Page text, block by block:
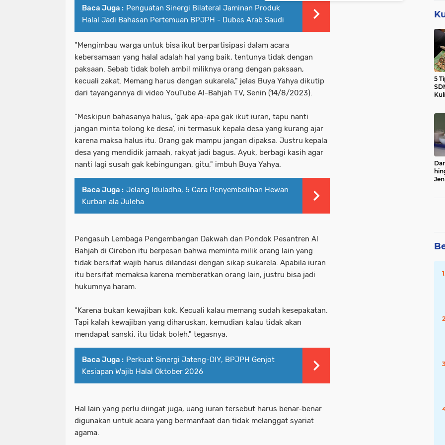
Baca Juga : Penguatan Sinergi Bilateral Jaminan Produk
Halal Jadi Bahasan Pertemuan BPJPH - Dubes Arab Saudi
"Mengimbau warga untuk bisa ikut berpartisipasi dalam acara
kebersamaan yang halal adalah hal yang baik, tentunya tidak dengan
paksaan. Sebab tidak boleh ambil miliknya orang dengan paksaan,
kecuali zakat. Memang harus dengan sukarela," jelas Buya Yahya dikutip
dari tayangannya di video YouTube Al-Bahjah TV, Senin (14/8/2023).
"Meskipun bahasanya halus, 'gak apa-apa gak ikut iuran, tapu nanti
jangan minta tolong ke desa', ini termasuk kepala desa yang kurang ajar
karena maksa halus itu. Orang gak mampu jangan dipaksa. Justru kepala
desa yang mendidik jamaah, rakyat jadi bagus. Ayuk, berbagi kasih agar
nanti lagi susah gak kebingungan, gitu," imbuh Buya Yahya.
Baca Juga : Jelang Iduladha, 5 Cara Penyembelihan Hewan
Kurban ala Juleha
Pengasuh Lembaga Pengembangan Dakwah dan Pondok Pesantren Al
Bahjah di Cirebon itu berpesan bahwa meminta milik orang lain yang
tidak bersifat wajib harus dilandasi dengan sikap sukarela. Apabila iuran
itu bersifat memaksa karena memberatkan orang lain, justru bisa jadi
hukumnya haram.
"Karena bukan kewajiban kok. Kecuali kalau memang sudah kesepakatan.
Tapi kalah kewajiban yang diharuskan, kemudian kalau tidak akan
mendapat sanski, itu tidak boleh," tegasnya.
Baca Juga : Perkuat Sinergi Jateng-DIY, BPJPH Genjot
Kesiapan Wajib Halal Oktober 2026
Hal lain yang perlu diingat juga, uang iuran tersebut harus benar-benar
digunakan untuk acara yang bermanfaat dan tidak melanggat syariat
agama.
5